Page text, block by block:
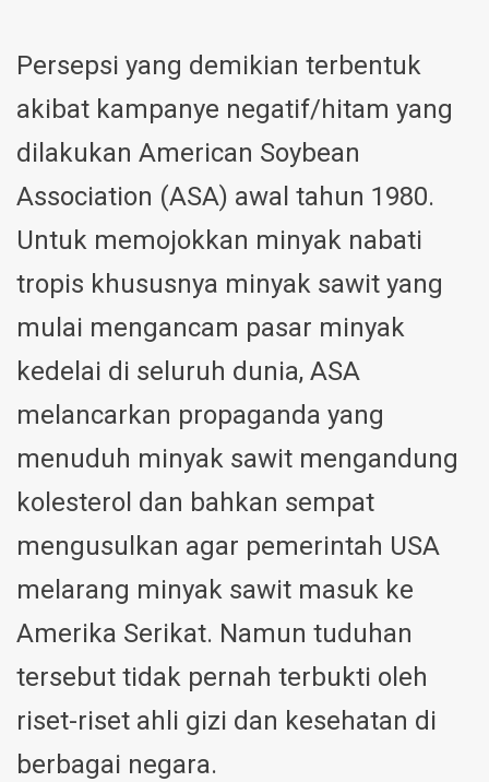
Persepsi yang demikian terbentuk
akibat kampanye negatif/hitam yang
dilakukan American Soybean
Association (ASA) awal tahun 1980.
Untuk memojokkan minyak nabati
tropis khususnya minyak sawit yang
mulai mengancam pasar minyak
kedelai di seluruh dunia, ASA
melancarkan propaganda yang
menuduh minyak sawit mengandung
kolesterol dan bahkan sempat
mengusulkan agar pemerintah USA
melarang minyak sawit masuk ke
Amerika Serikat. Namun tuduhan
tersebut tidak pernah terbukti oleh
riset-riset ahli gizi dan kesehatan di
berbagai negara.